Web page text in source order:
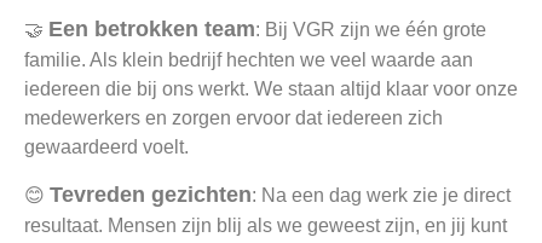
🤝 Een betrokken team: Bij VGR zijn we één grote
familie. Als klein bedrijf hechten we veel waarde aan
iedereen die bij ons werkt. We staan altijd klaar voor onze
medewerkers en zorgen ervoor dat iedereen zich
gewaardeerd voelt.
😊 Tevreden gezichten: Na een dag werk zie je direct
resultaat. Mensen zijn blij als we geweest zijn, en jij kunt